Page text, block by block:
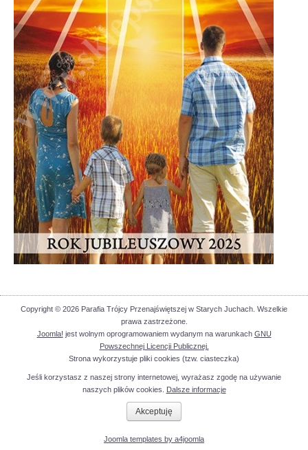
Copyright © 2026 Parafia Trójcy Przenajświętszej w Starych Juchach. Wszelkie
prawa zastrzeżone.
Joomla! jest wolnym oprogramowaniem wydanym na warunkach GNU
Powszechnej Licencji Publicznej.
Strona wykorzystuje pliki cookies (tzw. ciasteczka)
Jeśli korzystasz z naszej strony internetowej, wyrażasz zgodę na używanie
naszych plików cookies.
Dalsze informacje
Akceptuję
Joomla templates by a4joomla